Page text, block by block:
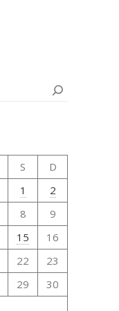
S
D
1
2
8
9
15
16
22
23
29
30